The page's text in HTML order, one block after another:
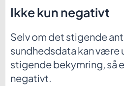
Ikke kun negativt
Selv om det stigende
sundhedsdata kan være
stigende bekymring, så
negativt.